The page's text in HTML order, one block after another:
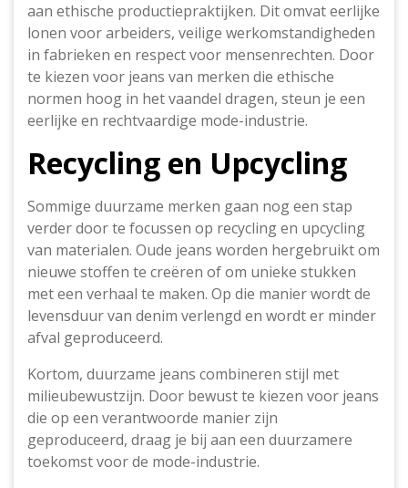
aan ethische productiepraktijken. Dit omvat eerlijke
lonen voor arbeiders, veilige werkomstandigheden
in fabrieken en respect voor mensenrechten. Door
te kiezen voor jeans van merken die ethische
normen hoog in het vaandel dragen, steun je een
eerlijke en rechtvaardige mode-industrie.
Recycling en Upcycling
Sommige duurzame merken gaan nog een stap
verder door te focussen op recycling en upcycling
van materialen. Oude jeans worden hergebruikt om
nieuwe stoffen te creëren of om unieke stukken
met een verhaal te maken. Op die manier wordt de
levensduur van denim verlengd en wordt er minder
afval geproduceerd.
Kortom, duurzame jeans combineren stijl met
milieubewustzijn. Door bewust te kiezen voor jeans
die op een verantwoorde manier zijn
geproduceerd, draag je bij aan een duurzamere
toekomst voor de mode-industrie.